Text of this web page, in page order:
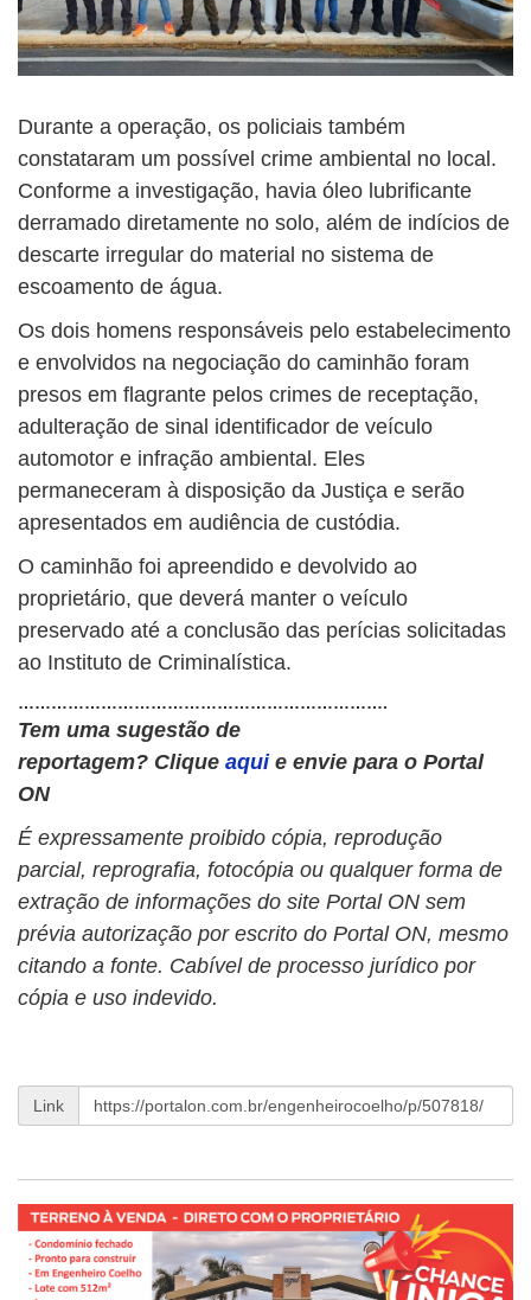
Durante a operação, os policiais também
constataram um possível crime ambiental no local.
Conforme a investigação, havia óleo lubrificante
derramado diretamente no solo, além de indícios de
descarte irregular do material no sistema de
escoamento de água.
Os dois homens responsáveis pelo estabelecimento
e envolvidos na negociação do caminhão foram
presos em flagrante pelos crimes de receptação,
adulteração de sinal identificador de veículo
automotor e infração ambiental. Eles
permaneceram à disposição da Justiça e serão
apresentados em audiência de custódia.
O caminhão foi apreendido e devolvido ao
proprietário, que deverá manter o veículo
preservado até a conclusão das perícias solicitadas
ao Instituto de Criminalística.
………………………………………………………….
Tem uma sugestão de
reportagem? Clique aqui e envie para o Portal
ON
É expressamente proibido cópia, reprodução
parcial, reprografia, fotocópia ou qualquer forma de
extração de informações do site Portal ON sem
prévia autorização por escrito do Portal ON, mesmo
citando a fonte. Cabível de processo jurídico por
cópia e uso indevido.
Link